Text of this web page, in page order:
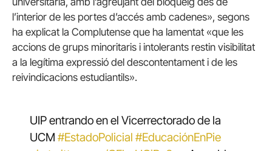
l’interior de les portes d’accés amb cadenes», segons
ha explicat la Complutense que ha lamentat «que les
accions de grups minoritaris i intolerants restin visibilitat
a la legítima expressió del descontentament i de les
reivindicacions estudiantils».
UIP entrando en el Vicerrectorado de la
UCM #EstadoPolicial #EducaciónEnPie